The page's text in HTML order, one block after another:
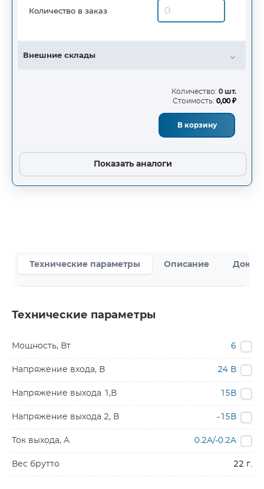
Количество в заказ
Внешние склады
Количество: 0 шт.
Стоимость: 0,00 ₽
В корзину
Показать аналоги
Технические параметры Описание
Технические параметры
Мощность, Вт 6
Напряжение входа, В 24 В
Напряжение выхода 1,В 15В
Напряжение выхода 2, В -15В
Ток выхода, A 0.2A/-0.2A
Вес брутто 22 г.